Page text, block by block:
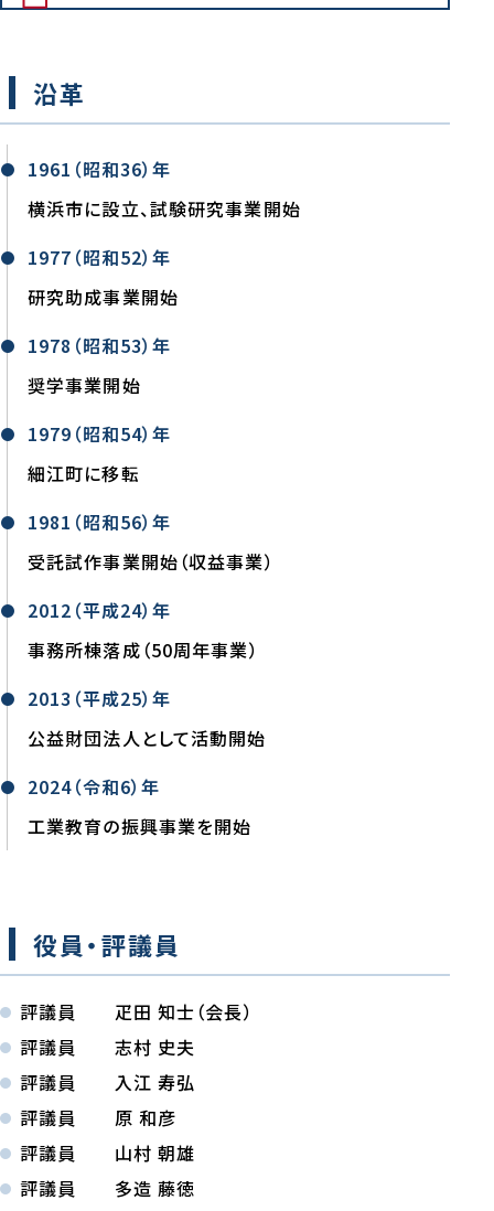
沿革
1961（昭和36）年
横浜市に設立、試験研究事業開始
1977（昭和52）年
研究助成事業開始
1978（昭和53）年
奨学事業開始
1979（昭和54）年
細江町に移転
1981（昭和56）年
受託試作事業開始（収益事業）
2012（平成24）年
事務所棟落成（50周年事業）
2013（平成25）年
公益財団法人として活動開始
2024（令和6）年
工業教育の振興事業を開始
覧
役員・評議員
評議員 疋田 知士（会長）
評議員 志村 史夫
評議員 入江 寿弘
評議員 原 和彦
評議員 山村 朝雄
評議員 多造 藤徳